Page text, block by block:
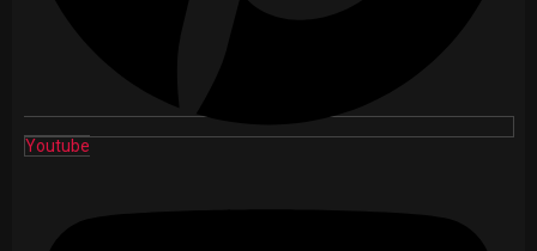
Youtube